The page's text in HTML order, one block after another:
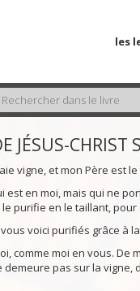
les
JÉSUS-CHRIST
vigne, et mon Père est
est en moi, mais qui ne
purifie en le taillant, pour
voici purifiés grâce à
comme moi en vous.
demeure pas sur la